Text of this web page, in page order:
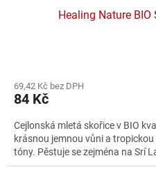
Healing Nature
69,42 Kč bez DPH
84 Kč
Cejlonská mletá skořice v BIO
krásnou jemnou vůni a
tóny. Pěstuje se zejména na Srí